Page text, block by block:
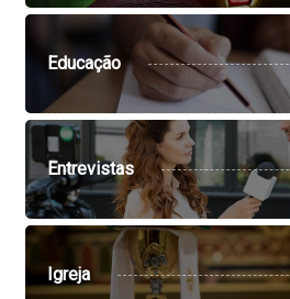
Educação
Entrevistas
Igreja